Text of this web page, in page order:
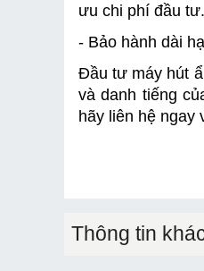
ưu chi phí đầu tư.
- Bảo hành dài
Đầu tư máy hút
và danh tiếng
hãy liên hệ ngay
Thông tin